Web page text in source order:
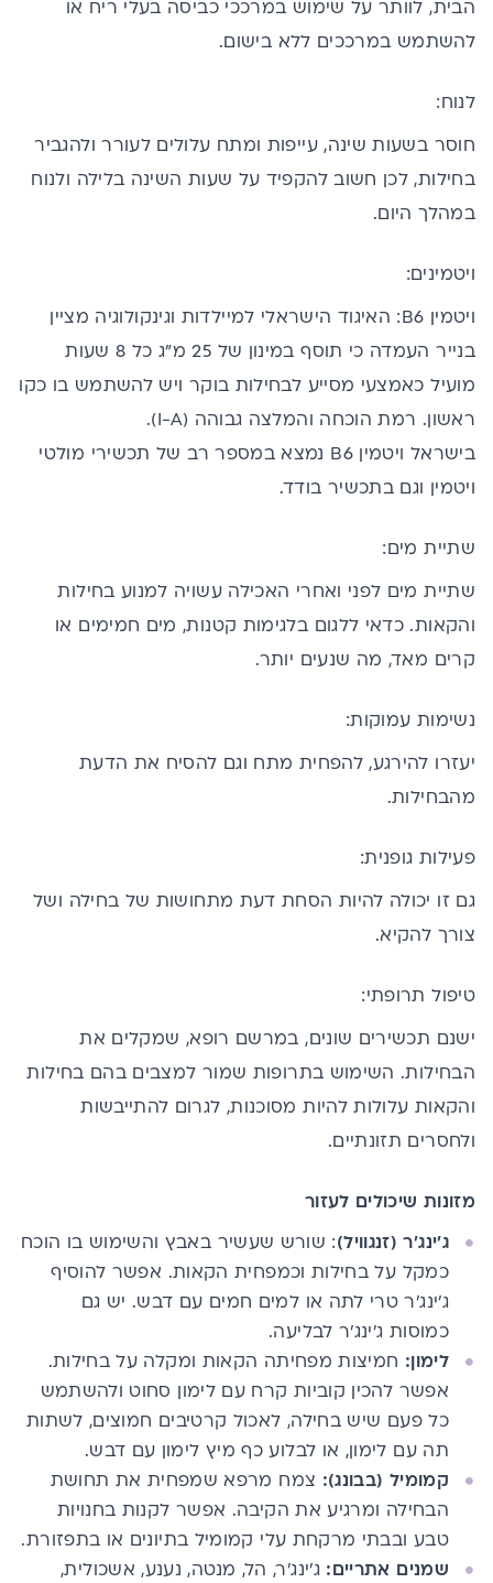
הבית, לוותר על שימוש במרככי כביסה בעלי ריח או
להשתמש במרככים ללא בישום.
לנוח:
חוסר בשעות שינה, עייפות ומתח עלולים לעורר ולהגביר
בחילות, לכן חשוב להקפיד על שעות השינה בלילה ולנוח
במהלך היום.
ויטמינים:
ויטמין B6
: האיגוד הישראלי למיילדות וגינקולוגיה מציין
בנייר העמדה כי תוסף במינון של 25 מ"ג כל 8 שעות
מועיל כאמצעי מסייע לבחילות בוקר ויש להשתמש בו כקו
ראשון. רמת הוכחה והמלצה גבוהה (I-A).
בישראל ויטמין B6 נמצא במספר רב של תכשירי מולטי
ויטמין וגם בתכשיר בודד.
שתיית מים:
שתיית מים לפני ואחרי האכילה עשויה למנוע בחילות
והקאות. כדאי ללגום בלגימות קטנות, מים חמימים או
קרים מאד, מה שנעים יותר.
נשימות עמוקות:
יעזרו להירגע, להפחית מתח וגם להסיח את הדעת
מהבחילות.
פעילות גופנית:
גם זו יכולה להיות הסחת דעת מתחושות של בחילה ושל
צורך להקיא.
טיפול תרופתי:
ישנם תכשירים שונים, במרשם רופא, שמקלים את
הבחילות. השימוש בתרופות שמור למצבים בהם בחילות
והקאות עלולות להיות מסוכנות, לגרום להתייבשות
ולחסרים תזונתיים.
מזונות שיכולים לעזור
ג'ינג'ר (זנגוויל): שורש שעשיר באבץ והשימוש בו הוכח
כמקל על בחילות וכמפחית הקאות. אפשר להוסיף
ג'ינג'ר טרי לתה או למים חמים עם דבש. יש גם
כמוסות ג'ינג'ר לבליעה.
לימון: חמיצות מפחיתה הקאות ומקלה על בחילות.
אפשר להכין קוביות קרח עם לימון סחוט ולהשתמש
כל פעם שיש בחילה, לאכול קרטיבים חמוצים, לשתות
תה עם לימון, או לבלוע כף מיץ לימון עם דבש.
קמומיל (בבונג): צמח מרפא שמפחית את תחושת
הבחילה ומרגיע את הקיבה. אפשר לקנות בחנויות
טבע ובבתי מרקחת עלי קמומיל בתיונים או בתפזורת.
שמנים אתריים: ג'ינג'ר, הל, מנטה, נענע, אשכולית,